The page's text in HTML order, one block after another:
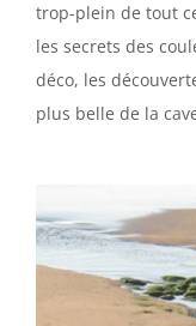
trop-plein de tout
les secrets des
déco, les
plus belle de la